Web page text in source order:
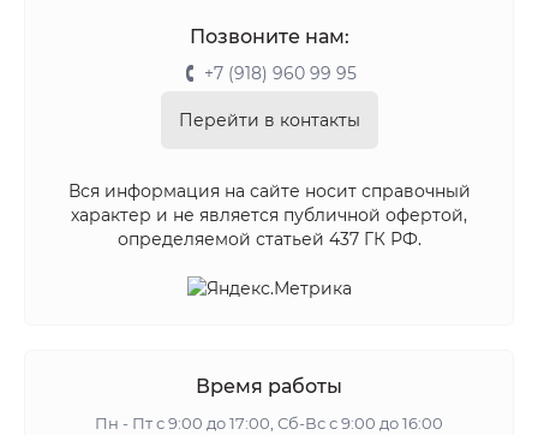
Позвоните нам:
+7 (918) 960 99 95
Перейти в контакты
Вся информация на сайте носит справочный
характер и не является публичной офертой,
определяемой статьей 437 ГК РФ.
Время работы
Пн - Пт с 9:00 до 17:00, Сб-Вс с 9:00 до 16:00